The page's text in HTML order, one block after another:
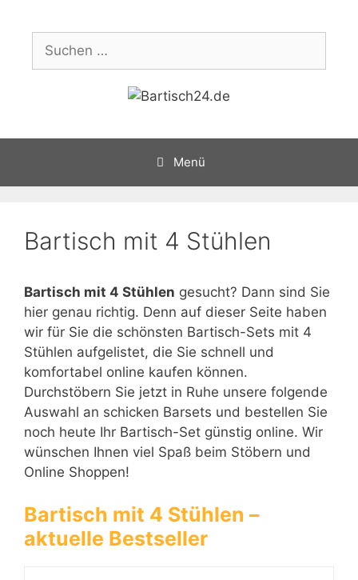
Inhalt
springenSuchen
nach:
Menü
Bartisch mit 4 Stühlen
Bartisch mit 4 Stühlen gesucht? Dann sind Sie
hier genau richtig. Denn auf dieser Seite haben
wir für Sie die schönsten Bartisch-Sets mit 4
Stühlen aufgelistet, die Sie schnell und
komfortabel online kaufen können.
Durchstöbern Sie jetzt in Ruhe unsere folgende
Auswahl an schicken Barsets und bestellen Sie
noch heute Ihr Bartisch-Set günstig online. Wir
wünschen Ihnen viel Spaß beim Stöbern und
Online Shoppen!
Bartisch mit 4 Stühlen –
aktuelle Bestseller